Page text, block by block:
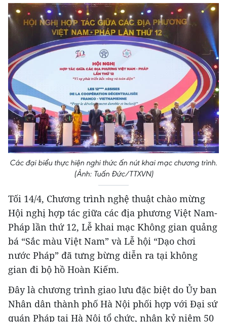
Các đại biểu thực hiện nghi thức ấn nút khai mạc chương trình.
(Ảnh: Tuấn Đức/TTXVN)
Tối 14/4, Chương trình nghệ thuật chào mừng
Hội nghị hợp tác giữa các địa phương Việt Nam-
Pháp lần thứ 12, Lễ khai mạc Không gian quảng
bá “Sắc màu Việt Nam” và Lễ hội “Dạo chơi
nước Pháp” đã tưng bừng diễn ra tại không
gian đi bộ hồ Hoàn Kiếm.
Đây là chương trình giao lưu đặc biệt do Ủy ban
Nhân dân thành phố Hà Nội phối hợp với Đại sứ
quán Pháp tại Hà Nội tổ chức, nhân kỷ niệm 50